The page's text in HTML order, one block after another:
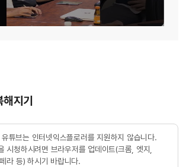
지기
튜브는 인터넷익스플로러를 지원하지 않습니다.
시청하시려면 브라우저를 업데이트(크롬, 엣지,
라 등) 하시기 바랍니다.